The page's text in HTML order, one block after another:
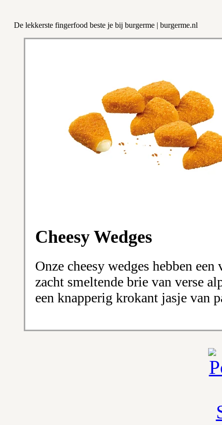
De lekkerste fingerfood beste je bij burgerme | burgerme.nl
Cheesy Wedges
Onze cheesy wedges hebben
zacht smeltende brie van verse
een knapperig krokant jasje van